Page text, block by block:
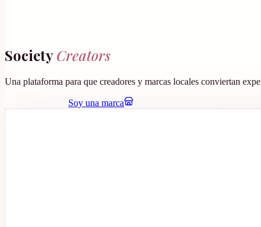
SocietyCreators
Una plataforma para que creadores y marcas locales conviertan
Soy una marca